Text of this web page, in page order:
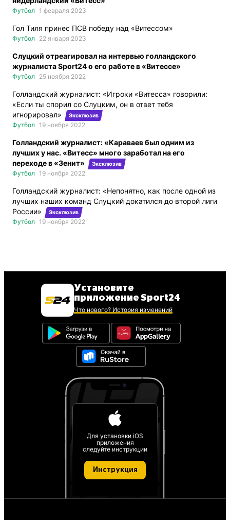
Футбол 1 февраля 2023
Гол Тиля принес ПСВ победу над «Витессом»
Футбол 22 января 2023
Слуцкий отреагировал на интервью голландского
журналиста Sport24 о его работе в «Витессе»
Футбол 25 ноября 2022
Голландский журналист: «Игроки «Витесса» говорили:
«Если ты спорил со Слуцким, он в ответ тебя
игнорировал»
Эксклюзив
Футбол 19 ноября 2022
Голландский журналист: «Караваев был одним из
лучших у нас. «Витесс» много заработал на его
переходе в «Зенит»
Эксклюзив
Футбол 19 ноября 2022
Голландский журналист: «Непонятно, как после одной из
лучших наших команд Слуцкий докатился до второй лиги
России»
Эксклюзив
Футбол 19 ноября 2022
Установите
приложение Sport24
Что нового? История изменений
Для установки iOS
приложения
следуйте инструкции
Инструкция